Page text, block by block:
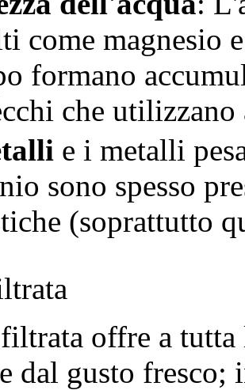
come magnesio
formano
che
e i metalli
sono spesso
(soprattutto
offre a
dal gusto fresco;